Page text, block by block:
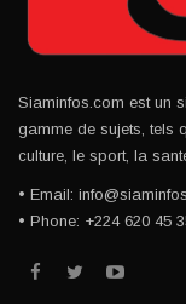
Siaminfos.com est un
gamme de sujets, tels
culture, le sport, la
• Email:
• Phone: +224 620 45